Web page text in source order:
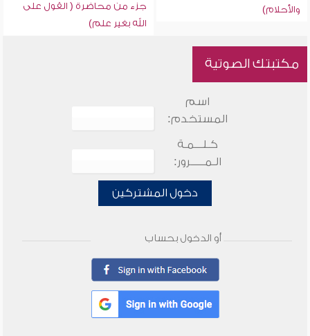
والأحلام)
جزء من محاضرة ( القول على
الله بغير علم)
مكتبتك الصوتية
اسم
المستخدم:
كـلـــمـة
الـمـــــرور:
دخول المشتركين
أو الدخول بحساب